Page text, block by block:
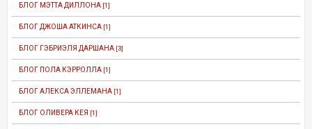
БЛОГ МЭТТА ДИЛЛОНА [1]
БЛОГ ДЖОША АТКИНСА [1]
БЛОГ ГЭБРИЭЛЯ ДАРШАНА [3]
БЛОГ ПОЛА КЭРРОЛЛА [1]
БЛОГ АЛЕКСА ЭЛЛЕМАНА [1]
БЛОГ ОЛИВЕРА КЕЯ [1]